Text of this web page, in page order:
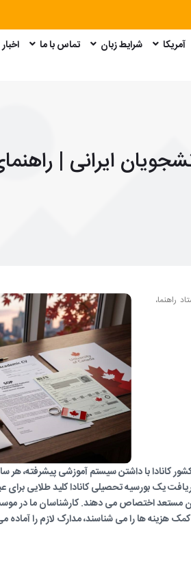
آمریکا شرایط زبان تماس با ما
اخبار
ایرانی | راهنمای
راهنما،
با داشتن سیستم آموزشی پیشرفته، هر
یک بورسیه تحصیلی کانادا کلید طلایی برای
مستعد اختصاص می دهند. کارشناسان ما در
انواع کمک هزینه ها را می شناسند، مدارک لازم را